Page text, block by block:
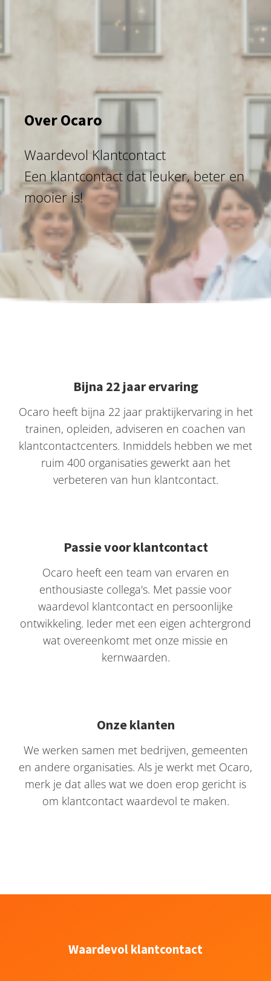
Over Ocaro
Waardevol Klantcontact
Een klantcontact dat leuker, beter en
mooier is!
Bijna 22 jaar ervaring
Ocaro heeft bijna 22 jaar praktijkervaring in het
trainen, opleiden, adviseren en coachen van
klantcontactcenters. Inmiddels hebben we met
ruim 400 organisaties gewerkt aan het
verbeteren van hun klantcontact.
Passie voor klantcontact
Ocaro heeft een team van ervaren en
enthousiaste collega's. Met passie voor
waardevol klantcontact en persoonlijke
ontwikkeling. Ieder met een eigen achtergrond
wat overeenkomt met onze missie en
kernwaarden.
Onze klanten
We werken samen met bedrijven, gemeenten
en andere organisaties. Als je werkt met Ocaro,
merk je dat alles wat we doen erop gericht is
om klantcontact waardevol te maken.
Waardevol klantcontact